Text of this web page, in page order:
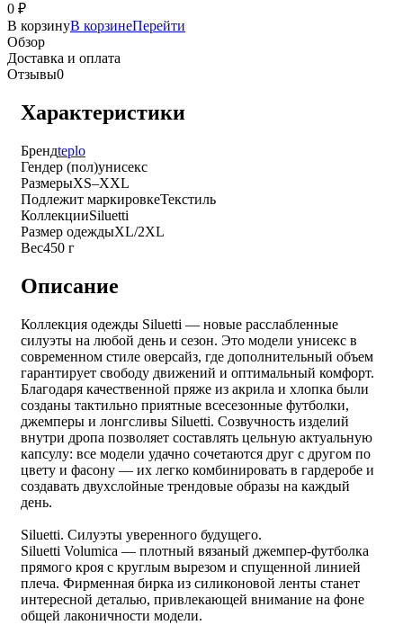
0 ₽
В корзинуВ корзинеПерейти
Обзор
Доставка и оплата
Отзывы0
Характеристики
Брендteplo
Гендер (пол)унисекс
РазмерыXS–XXL
Подлежит маркировкеТекстиль
КоллекцииSiluetti
Размер одеждыXL/2XL
Вес450 г
Описание
Коллекция одежды Siluetti — новые расслабленные
силуэты на любой день и сезон. Это модели унисекс в
современном стиле оверсайз, где дополнительный объем
гарантирует свободу движений и оптимальный комфорт.
Благодаря качественной пряже из акрила и хлопка были
созданы тактильно приятные всесезонные футболки,
джемперы и лонгсливы Siluetti. Созвучность изделий
внутри дропа позволяет составлять цельную актуальную
капсулу: все модели удачно сочетаются друг с другом по
цвету и фасону — их легко комбинировать в гардеробе и
создавать двухслойные трендовые образы на каждый
день.
Siluetti. Силуэты уверенного будущего.
Siluetti Volumica — плотный вязаный джемпер-футболка
прямого кроя с круглым вырезом и спущенной линией
плеча. Фирменная бирка из силиконовой ленты станет
интересной деталью, привлекающей внимание на фоне
общей лаконичности модели.